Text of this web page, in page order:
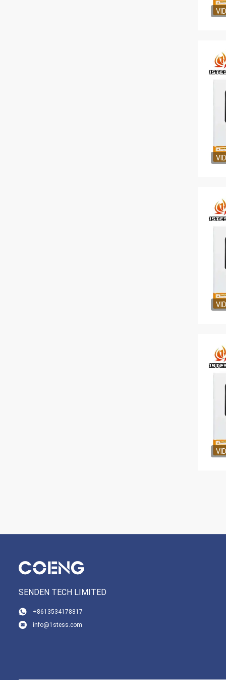
SENDEN TECH LIMITED
+8613534178817
info@1stess.com